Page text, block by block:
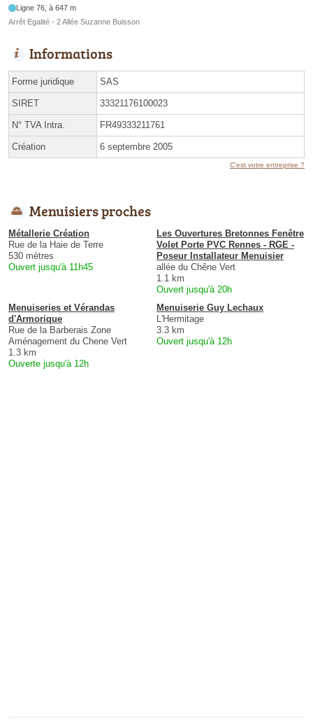
Ligne 76, à 647 m
Arrêt Egalité - 2 Allée Suzanne Buisson
Informations
Forme juridique SAS
SIRET 33321176100023
N° TVA Intra. FR49333211761
Création 6 septembre 2005
C'est votre entreprise ?
Menuisiers proches
Métallerie Création
Rue de la Haie de Terre
530 mètres
Ouvert jusqu'à 11h45
Les Ouvertures Bretonnes Fenêtre
Volet Porte PVC Rennes - RGE -
Poseur Installateur Menuisier
allée du Chêne Vert
1.1 km
Ouvert jusqu'à 20h
Menuiseries et Vérandas
d'Armorique
Rue de la Barberais Zone
Aménagement du Chene Vert
1.3 km
Ouverte jusqu'à 12h
Menuiserie Guy Lechaux
L'Hermitage
3.3 km
Ouvert jusqu'à 12h